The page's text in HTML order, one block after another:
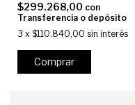
$299.268,00 con
Transferencia o depósito
3 x $110.840,00 sin interés
Comprar